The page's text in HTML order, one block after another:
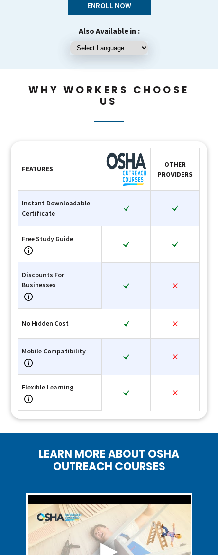
ENROLL NOW
Also Available in :
WHY WORKERS CHOOSE
US
FEATURES
OTHER
PROVIDERS
Instant Downloadable
Certificate
Free Study Guide
Discounts For
Businesses
No Hidden Cost
Mobile Compatibility
Flexible Learning
LEARN MORE ABOUT OSHA
OUTREACH COURSES